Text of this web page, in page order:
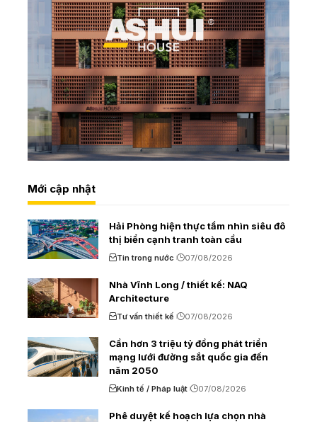
Mới cập nhật
Hải Phòng hiện thực tầm nhìn siêu đô
thị biển cạnh tranh toàn cầu
Tin trong nước 07/08/2026
Nhà Vĩnh Long / thiết kế: NAQ
Architecture
Tư vấn thiết kế 07/08/2026
Cần hơn 3 triệu tỷ đồng phát triển
mạng lưới đường sắt quốc gia đến
năm 2050
Kinh tế / Pháp luật 07/08/2026
Phê duyệt kế hoạch lựa chọn nhà